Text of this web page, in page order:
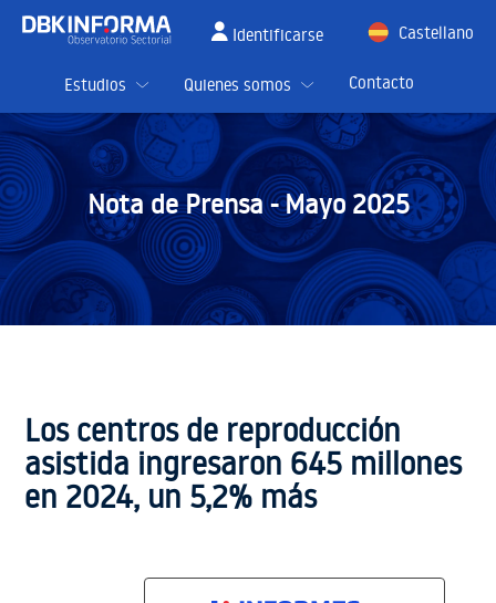
Identificarse
Castellano
Estudios
Quienes somos Contacto
Nota de Prensa -Mayo 2025
Los centros de reproducción
asistida ingresaron 645 millones
en 2024, un 5,2% más